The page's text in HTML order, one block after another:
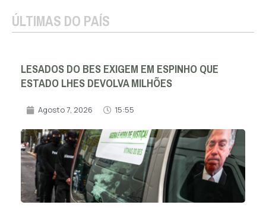
ÚLTIMAS DO PAÍS
LESADOS DO BES EXIGEM EM ESPINHO QUE
ESTADO LHES DEVOLVA MILHÕES
Agosto 7, 2026 15:55